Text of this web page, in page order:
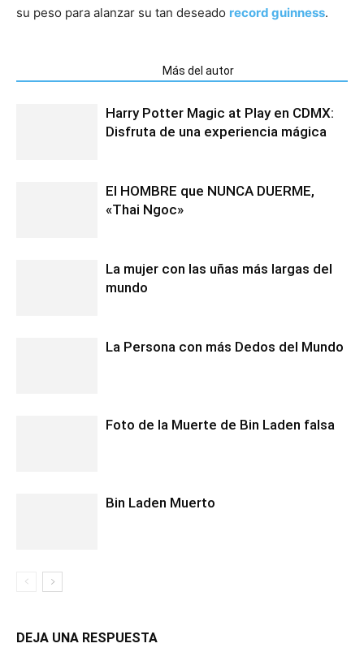
su peso para alanzar su tan deseado record guinness.
Más del autor
Harry Potter Magic at Play en CDMX:
Disfruta de una experiencia mágica
El HOMBRE que NUNCA DUERME,
«Thai Ngoc»
La mujer con las uñas más largas del
mundo
La Persona con más Dedos del Mundo
Foto de la Muerte de Bin Laden falsa
Bin Laden Muerto
DEJA UNA RESPUESTA